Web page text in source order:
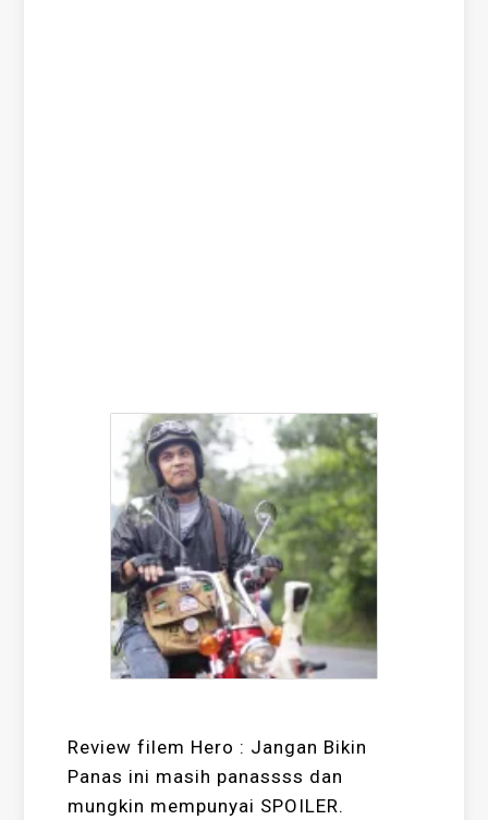
Review filem Hero : Jangan Bikin
Panas ini masih panassss dan
mungkin mempunyai SPOILER.